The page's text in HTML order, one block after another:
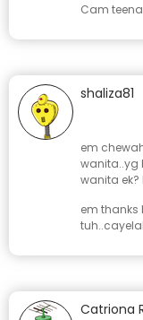
Cam
shaliza81
em
wanita..yg
wanita ek?
em thanks
Catriona